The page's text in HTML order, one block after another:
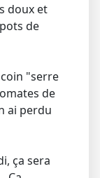
doux et
de
"serre
de
ai perdu
ça sera